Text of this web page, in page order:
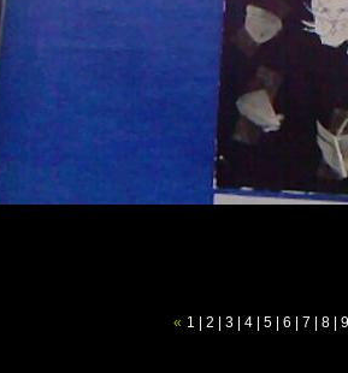
« 1 2 3| 4| 5| 6 7 8| 9